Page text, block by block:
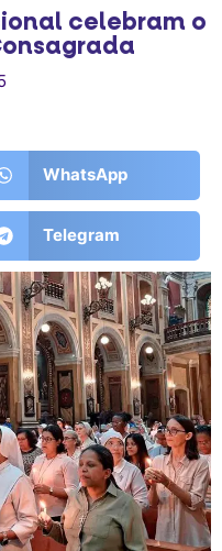
celebram o
WhatsApp
Telegram